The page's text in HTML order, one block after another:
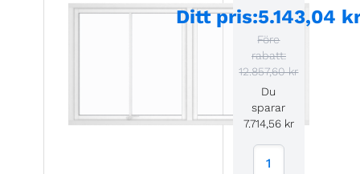
Ditt pris:5.143,04
Före
rabatt:
12.857,60 kr
Du
sparar
7.714,56 kr
1